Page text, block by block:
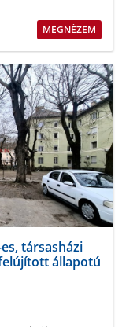
MEGNÉZEM
társasházi
állapotú